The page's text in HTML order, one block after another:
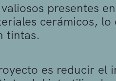
presentes
cerámicos,
tintas.
es reducir el